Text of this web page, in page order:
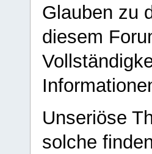
Glauben zu
diesem
Unseriöse
solche